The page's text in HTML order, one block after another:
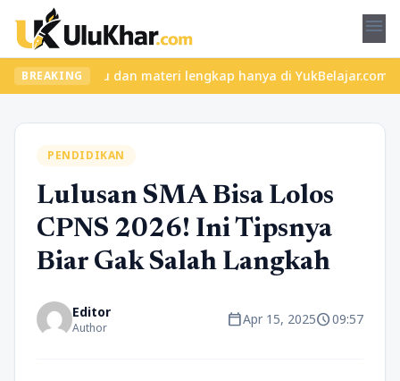
menu
BREAKING
seru dan materi lengkap hanya di YukBelajar.com.
PENDIDIKAN
Lulusan SMA Bisa Lolos
CPNS 2026! Ini Tipsnya
Biar Gak Salah Langkah
Editor
Author calendar_todayApr 15, 2025schedule09:57